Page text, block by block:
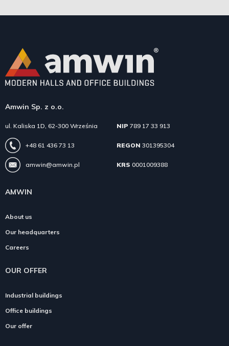
Amwin Sp. z o.o.
ul. Kaliska 1D, 62-300 Września
+48 61 436 73 13
amwin@amwin.pl
NIP 789 17 33 913
REGON 301395304
KRS 0001009388
AMWIN
About us
Our headquarters
Careers
OUR OFFER
Industrial buildings
Office buildings
Our offer